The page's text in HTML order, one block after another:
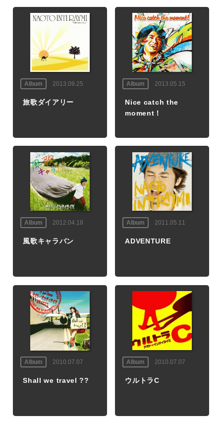
Album 2013.09.25
旅歌ダイアリー
Album 2013.05.15
Nice catch the
moment！
Album 2012.04.18
風歌キャラバン
Album 2011.05.11
ADVENTURE
Album 2010.07.07
Shall we travel ??
Album 2010.07.07
ウルトラC